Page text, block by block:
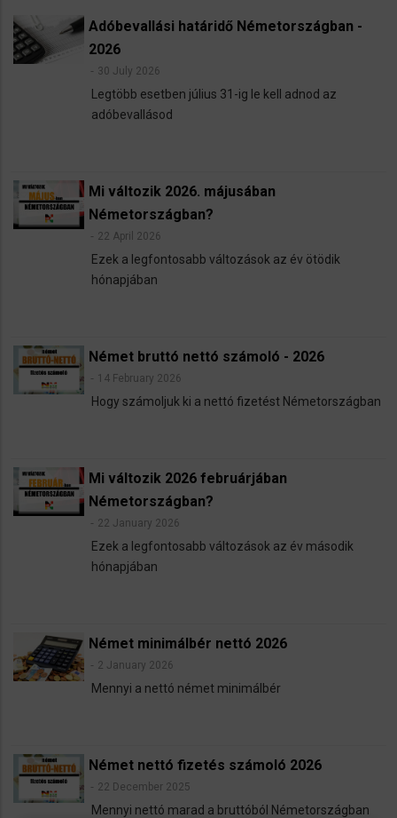
Adóbevallási határidő Németországban -
2026
30 July 2026
Legtöbb esetben július 31-ig le kell adnod az
adóbevallásod
Mi változik 2026. májusában
Németországban?
22 April 2026
Ezek a legfontosabb változások az év ötödik
hónapjában
Német bruttó nettó számoló - 2026
14 February 2026
Hogy számoljuk ki a nettó fizetést Németországban
Mi változik 2026 februárjában
Németországban?
22 January 2026
Ezek a legfontosabb változások az év második
hónapjában
Német minimálbér nettó 2026
2 January 2026
Mennyi a nettó német minimálbér
Német nettó fizetés számoló 2026
22 December 2025
Mennyi nettó marad a bruttóból Németországban